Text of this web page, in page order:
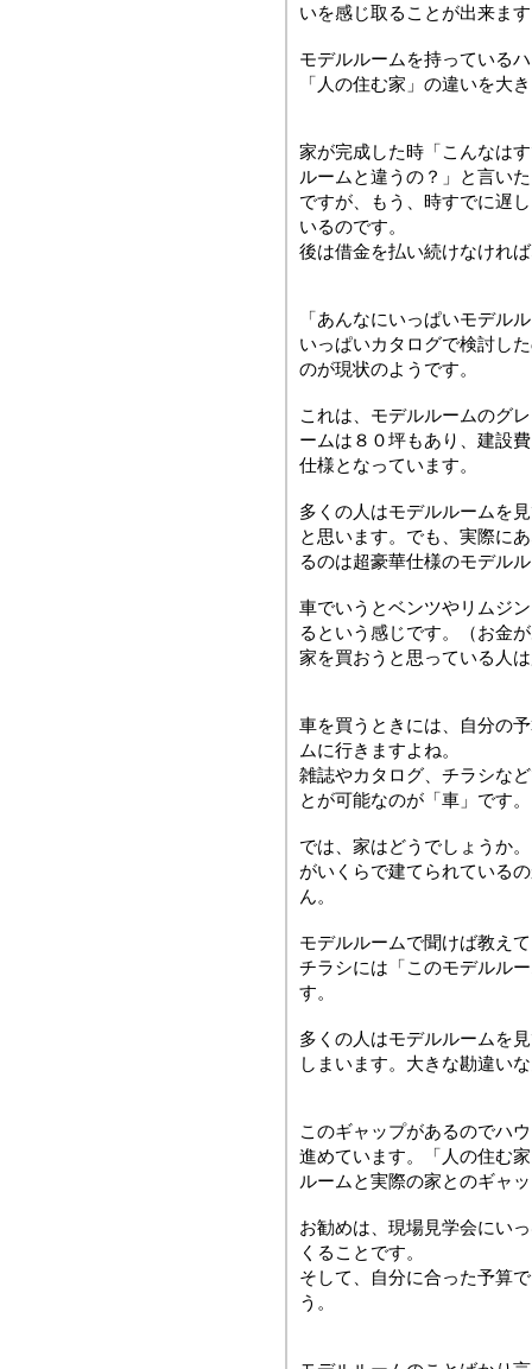
いを感じ取ることが出来ま
モデルルームを持っている
「人の住む家」の違いを大
家が完成した時「こんなは
ルームと違うの？」と言い
ですが、もう、時すでに遅
いるのです。
後は借金を払い続けなけれ
「あんなにいっぱいモデル
いっぱいカタログで検討し
のが現状のようです。
これは、モデルルームのグ
ームは８０坪もあり、建設
仕様となっています。
多くの人はモデルルームを
と思います。でも、実際に
るのは超豪華仕様のモデル
車でいうとベンツやリムジ
るという感じです。（お金
家を買おうと思っている人
車を買うときには、自分の
ムに行きますよね。
雑誌やカタログ、チラシな
とが可能なのが「車」です。
では、家はどうでしょうか
がいくらで建てられている
ん。
モデルルームで聞けば教え
チラシには「このモデルル
す。
多くの人はモデルルームを
しまいます。大きな勘違い
このギャップがあるのでハ
進めています。「人の住む
ルームと実際の家とのギャ
お勧めは、現場見学会にい
くることです。
そして、自分に合った予算
う。